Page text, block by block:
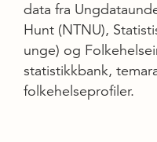
data fra
Hunt (NTNU),
unge) og
statistikkbank,
folkehelseprofiler.